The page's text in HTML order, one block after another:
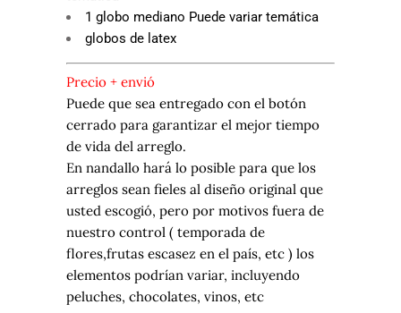
1 globo mediano Puede variar temática
globos de latex
Precio + envió
Puede que sea entregado con el botón
cerrado para garantizar el mejor tiempo
de vida del arreglo.
En nandallo hará lo posible para que los
arreglos sean fieles al diseño original que
usted escogió, pero por motivos fuera de
nuestro control ( temporada de
flores,frutas escasez en el país, etc ) los
elementos podrían variar, incluyendo
peluches, chocolates, vinos, etc